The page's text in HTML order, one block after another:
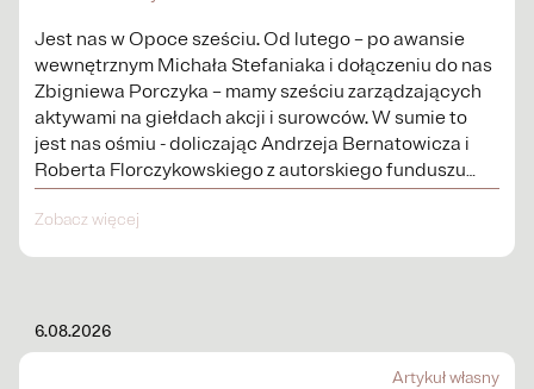
Jest nas w Opoce sześciu. Od lutego – po awansie
wewnętrznym Michała Stefaniaka i dołączeniu do nas
Zbigniewa Porczyka – mamy sześciu zarządzających
aktywami na giełdach akcji i surowców. W sumie to
jest nas ośmiu - doliczając Andrzeja Bernatowicza i
Roberta Florczykowskiego z autorskiego funduszu
Third dot – osiem osób...
Zobacz więcej
6.08.2026
Artykuł własny